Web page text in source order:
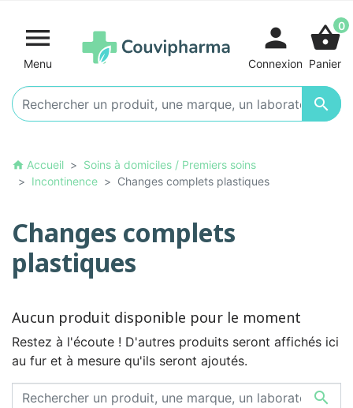

Menu

person
Connexion
shopping_basket0
Panier
home Accueil
Soins à domiciles / Premiers soins
Incontinence
Changes complets plastiques
Changes complets
plastiques
Aucun produit disponible pour le moment
Restez à l'écoute ! D'autres produits seront affichés ici
au fur et à mesure qu'ils seront ajoutés.
